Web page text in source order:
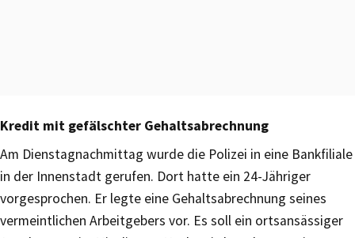
Kredit mit gefälschter Gehaltsabrechnung
Am Dienstagnachmittag wurde die Polizei in eine Bankfiliale
in der Innenstadt gerufen. Dort hatte ein 24-Jähriger
vorgesprochen. Er legte eine Gehaltsabrechnung seines
vermeintlichen Arbeitgebers vor. Es soll ein ortsansässiger